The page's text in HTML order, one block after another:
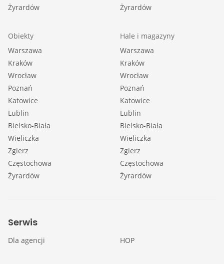
Żyrardów
Żyrardów
Obiekty
Warszawa
Kraków
Wrocław
Poznań
Katowice
Lublin
Bielsko-Biała
Wieliczka
Zgierz
Częstochowa
Żyrardów
Hale i magazyny
Warszawa
Kraków
Wrocław
Poznań
Katowice
Lublin
Bielsko-Biała
Wieliczka
Zgierz
Częstochowa
Żyrardów
Serwis
Dla agencji HOP